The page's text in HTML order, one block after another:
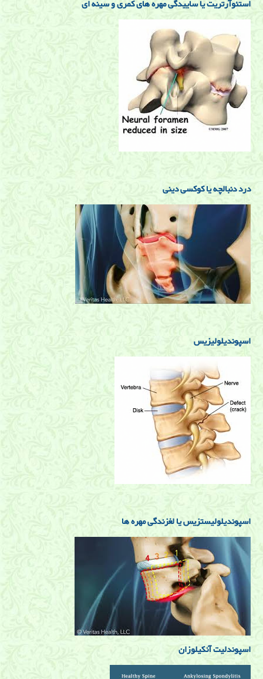
استئوآرتریت یا ساییدگی مهره های کمری و سینه ای
درد دنبالچه یا کوکسی دینی
اسپوندیلولیزیس
اسپوندیلولیستزیس یا لغزندگی مهره ها
اسپوندلیت آنکیلوزان